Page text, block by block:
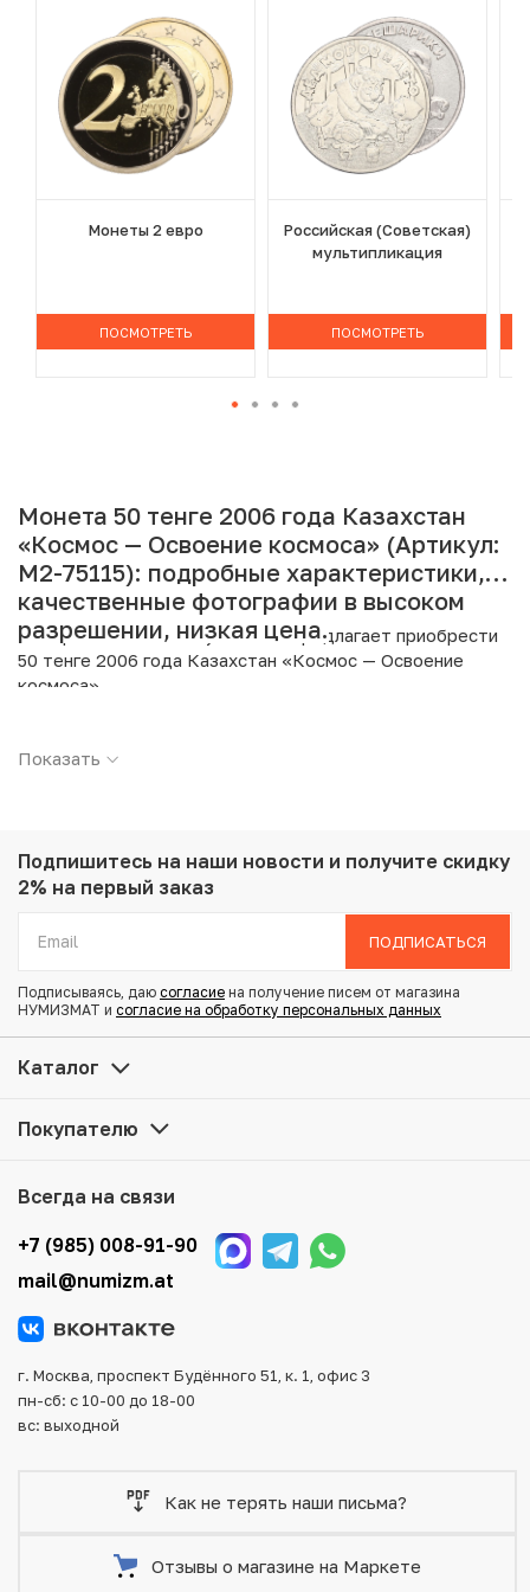
Монеты 2 евро
ПОСМОТРЕТЬ
Российская (Советская)
мультипликация
ПОСМОТРЕТЬ
Монета 50 тенге 2006 года Казахстан
«Космос — Освоение космоса» (Артикул:
M2-75115): подробные характеристики,
качественные фотографии в высоком
разрешении, низкая цена.
Интернет магазин «Нумизмат» предлагает приобрести
50 тенге 2006 года Казахстан «Космос — Освоение
космоса».
Металл: Медно-никелевый сплав
Вес: 11.17 г
Тираж: 50.000
Тематика: Космос
Купить 50 тенге 2006 года Казахстан «Космос —
заказ на сайте. Все монеты, представленные в каталоге,
Мы доставим Ваш заказ в любой регион России, кроме
того, возможен самовывоз товара из офиса магазина.
Для вашего удобства представлены несколько способов
оплаты и доставки заказа. Все отправления надежно и
повреждения во время доставки.
Показать
Подпишитесь на наши новости и получите скидку
2% на первый заказ
ПОДПИСАТЬСЯ
Подписываясь, даю согласие на получение писем от магазина
НУМИЗМАТ и согласие на обработку персональных данных
Каталог
Покупателю
Всегда на связи
+7 (985) 008-91-90
mail@numizm.at
г. Москва, проспект Будённого 51, к. 1, офис 3
пн-сб: с 10-00 до 18-00
вс: выходной
Как не терять наши письма?
Отзывы о магазине на Маркете